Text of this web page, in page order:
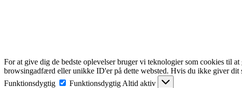
For at give dig de bedste oplevelser bruger vi teknologier som cookies til
browsingadfærd eller unikke ID'er på dette websted. Hvis du ikke giver
Funktionsdygtig
Funktionsdygtig Altid aktiv